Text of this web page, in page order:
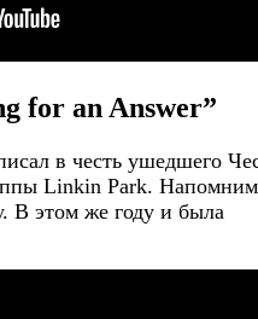
for an Answer”
в честь ушедшего
Linkin Park.
В этом же году и была